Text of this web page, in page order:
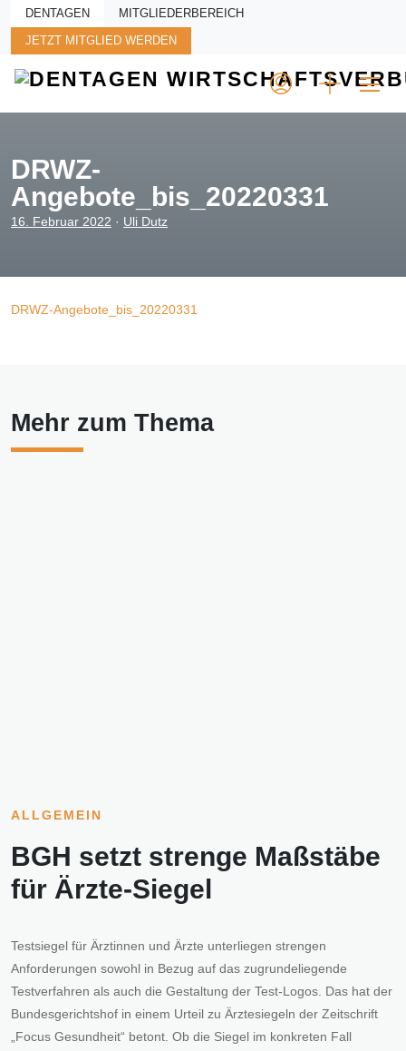
Skip to main content
DENTAGEN MITGLIEDERBEREICH
JETZT MITGLIED WERDEN
DRWZ-
Angebote_bis_20220331
16. Februar 2022 · Uli Dutz
DRWZ-Angebote_bis_20220331
Mehr zum Thema
ALLGEMEIN
BGH setzt strenge Maßstäbe
für Ärzte-Siegel
Testsiegel für Ärztinnen und Ärzte unterliegen strengen
Anforderungen sowohl in Bezug auf das zugrundeliegende
Testverfahren als auch die Gestaltung der Test-Logos. Das hat der
Bundesgerichtshof in einem Urteil zu Ärztesiegeln der Zeitschrift
„Focus Gesundheit“ betont. Ob die Siegel im konkreten Fall